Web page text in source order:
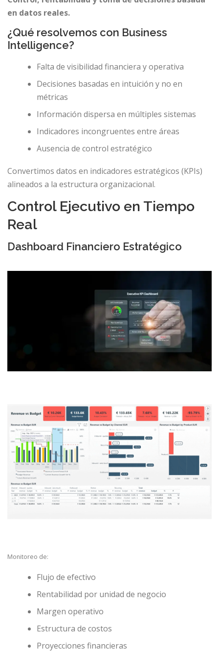
en datos reales.
¿Qué resolvemos con Business
Intelligence?
Falta de visibilidad financiera y operativa
Decisiones basadas en intuición y no en
métricas
Información dispersa en múltiples sistemas
Indicadores incongruentes entre áreas
Ausencia de control estratégico
Convertimos datos en indicadores estratégicos (KPIs)
alineados a la estructura organizacional.
Control Ejecutivo en Tiempo
Real
Dashboard Financiero Estratégico
Monitoreo de:
Flujo de efectivo
Rentabilidad por unidad de negocio
Margen operativo
Estructura de costos
Proyecciones financieras